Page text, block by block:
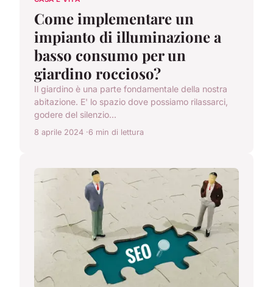
Come implementare un
impianto di illuminazione a
basso consumo per un
giardino roccioso?
Il giardino è una parte fondamentale della nostra
abitazione. E' lo spazio dove possiamo rilassarci,
godere del silenzio...
8 aprile 2024 6 min di lettura